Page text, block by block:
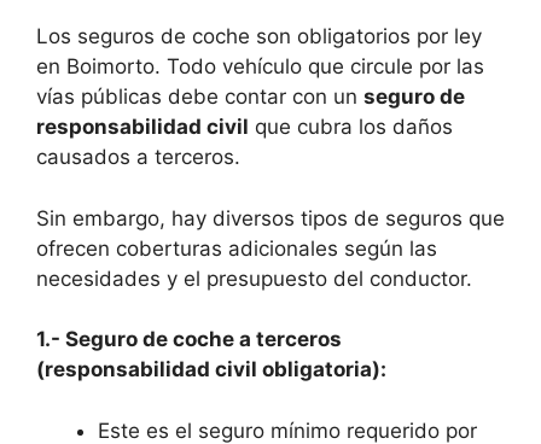
Los seguros de coche son obligatorios por ley
en Boimorto. Todo vehículo que circule por las
vías públicas debe contar con un seguro de
responsabilidad civil que cubra los daños
causados a terceros.
Sin embargo, hay diversos tipos de seguros que
ofrecen coberturas adicionales según las
necesidades y el presupuesto del conductor.
1.- Seguro de coche a terceros
(responsabilidad civil obligatoria):
Este es el seguro mínimo requerido por